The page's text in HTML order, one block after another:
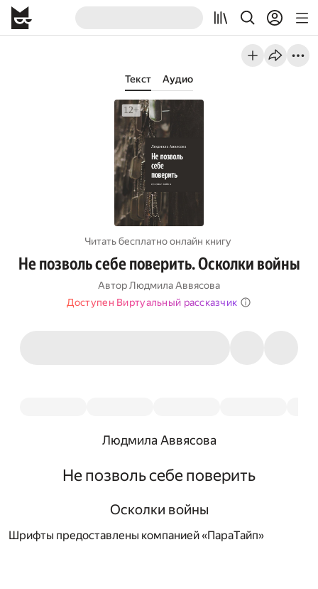
Текст Аудио
Читать бесплатно онлайн книгу
Не позволь себе поверить. Осколки войны
АвторЛюдмила Аввясова
Доступен Виртуальный рассказчик
Людмила Аввясова
Не позволь себе поверить
Осколки войны
Шрифты предоставлены компанией «ПараТайп»